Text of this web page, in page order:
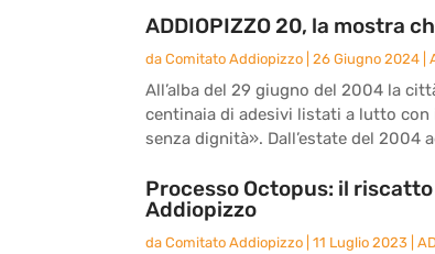
ADDIOPIZZO 20, la mostra
da Comitato Addiopizzo 26 Giugno 2024
All’alba del 29 giugno del 2004 la
centinaia di adesivi listati a lutto con
senza dignità». Dall’estate del 2004
Processo Octopus: il
Addiopizzo
da Comitato Addiopizzo 11 Luglio 2023